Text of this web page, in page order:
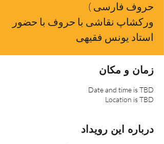
ورکشاپ نقاشی با حروف با حضور
استاد یونس فقیهی
زمان و مکان
Date and time is TBD
Location is TBD
درباره این رویداد